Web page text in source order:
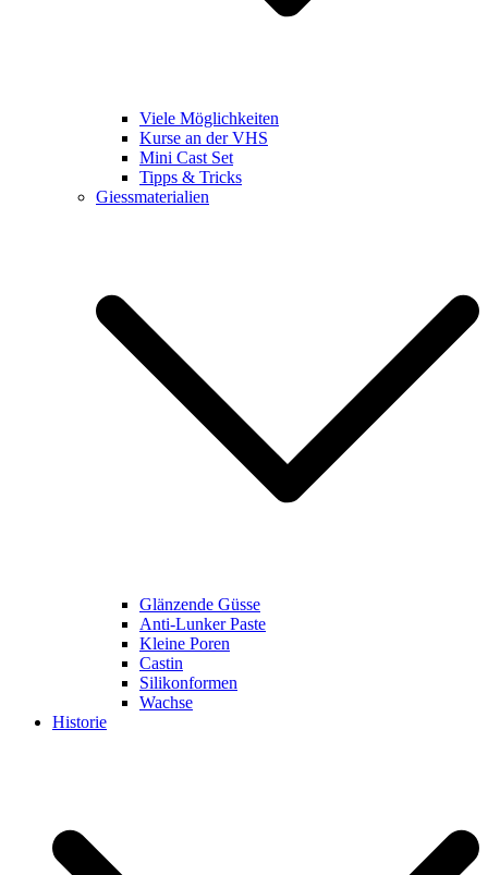
Viele Möglichkeiten
Kurse an der VHS
Mini Cast Set
Tipps & Tricks
Giessmaterialien
Glänzende Güsse
Anti-Lunker Paste
Kleine Poren
Castin
Silikonformen
Wachse
Historie